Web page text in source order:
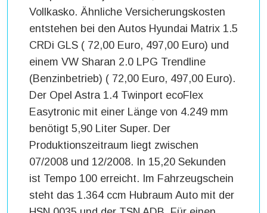
Vollkasko. Ähnliche Versicherungskosten
entstehen bei den Autos Hyundai Matrix 1.5
CRDi GLS ( 72,00 Euro, 497,00 Euro) und
einem VW Sharan 2.0 LPG Trendline
(Benzinbetrieb) ( 72,00 Euro, 497,00 Euro).
Der Opel Astra 1.4 Twinport ecoFlex
Easytronic mit einer Länge von 4.249 mm
benötigt 5,90 Liter Super. Der
Produktionszeitraum liegt zwischen
07/2008 und 12/2008. In 15,20 Sekunden
ist Tempo 100 erreicht. Im Fahrzeugschein
steht das 1.364 ccm Hubraum Auto mit der